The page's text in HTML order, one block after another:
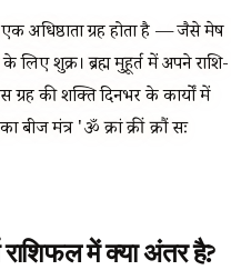
अधिष्ठाता ग्रह होता है — जैसे मेष
शुक्र। ब्रह्म मुहूर्त में अपने राशि-
ग्रह की शक्ति दिनभर के कार्यों में
मंत्र 'ॐ क्रां क्रीं क्रौं सः
में क्या अंतर है?